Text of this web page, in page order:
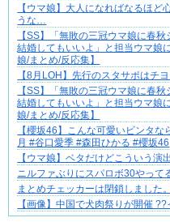
【ウマ娘】大人になればなるほ
うな…
【SS】「無敗の三冠ウマ娘に春
結婚してもいいよ」と担当ウマ娘
娘/まとめ/反応集】
【8月LOH】先行のスタサポはチ
【SS】「無敗の三冠ウマ娘に春
結婚してもいいよ」と担当ウマ娘
娘/まとめ/反応集】
【櫻坂46】こんな可愛いビンタ
月 #谷口愛季 #森田ひかる #櫻坂46
【ウマ娘】ベタだけどこういう演
ニルファぶりにスパロボ30やって
まとめチェッカーは閉鎖しました
【画像】中国で犬肉祭りが開催